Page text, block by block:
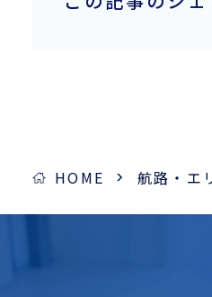
HOME 航路・エ